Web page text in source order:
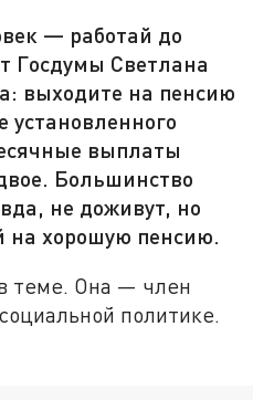
— работай до
Госдумы Светлана
выходите на пенсию
установленного
выплаты
Большинство
не доживут, но
на хорошую пенсию.
теме. Она — член
политике.